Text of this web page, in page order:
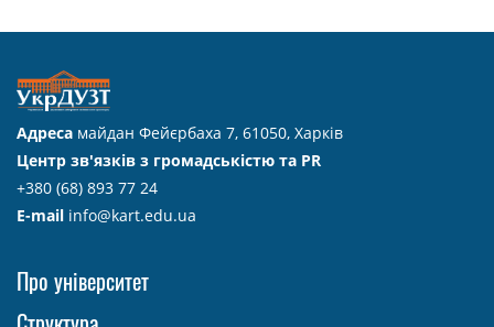
Адреса майдан Фейєрбаха 7, 61050, Харків
Центр зв'язків з громадськістю та PR
+380 (68) 893 77 24
E-mail info@kart.edu.ua
Про університет